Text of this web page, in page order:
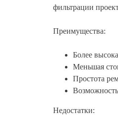
фильтрации
Преимущества:
Более
Меньшая
Простота
Недостатки: